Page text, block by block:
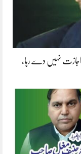
نہیں دے رہا،